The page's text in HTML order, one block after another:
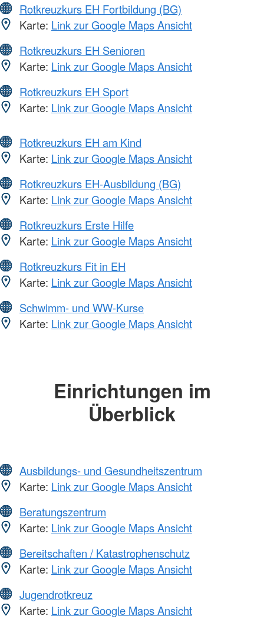
Rotkreuzkurs EH Fortbildung (BG)
Karte: Link zur Google Maps Ansicht
Rotkreuzkurs EH Senioren
Karte: Link zur Google Maps Ansicht
Rotkreuzkurs EH Sport
Karte: Link zur Google Maps Ansicht
Rotkreuzkurs EH am Kind
Karte: Link zur Google Maps Ansicht
Rotkreuzkurs EH-Ausbildung (BG)
Karte: Link zur Google Maps Ansicht
Rotkreuzkurs Erste Hilfe
Karte: Link zur Google Maps Ansicht
Rotkreuzkurs Fit in EH
Karte: Link zur Google Maps Ansicht
Schwimm- und WW-Kurse
Karte: Link zur Google Maps Ansicht
Einrichtungen im
Überblick
Ausbildungs- und Gesundheitszentrum
Karte: Link zur Google Maps Ansicht
Beratungszentrum
Karte: Link zur Google Maps Ansicht
Bereitschaften / Katastrophenschutz
Karte: Link zur Google Maps Ansicht
Jugendrotkreuz
Karte: Link zur Google Maps Ansicht